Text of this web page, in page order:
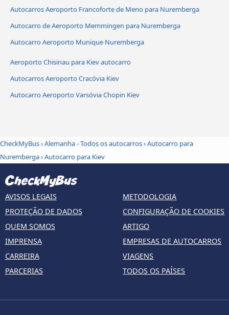
Autocarros Aeroporto Francoforte de Meno para Nuremberga
Autocarro de Aeroporto Memmingen para Nuremberga
Autocarro Aeroporto Munique Nuremberga
Aeroporto Chisinau para Kiev autocarro
Autocarros Aeroporto Cracóvia Kiev
Autocarro Aeroporto Varsóvia Chopin Kiev
CheckMyBus›Alemanha - Todos os autocarros›Autocarro para
Nuremberga›Autocarro para Kiev
AVISOS LEGAIS
PROTEÇÃO DE DADOS
QUEM SOMOS
IMPRENSA
CARREIRA
PARCERIAS
METODOLOGIA
CONFIGURAÇÃO DE COOKIES
ARTIGO
EMPRESAS DE AUTOCARROS
VIAGENS
TODOS OS PAÍSES